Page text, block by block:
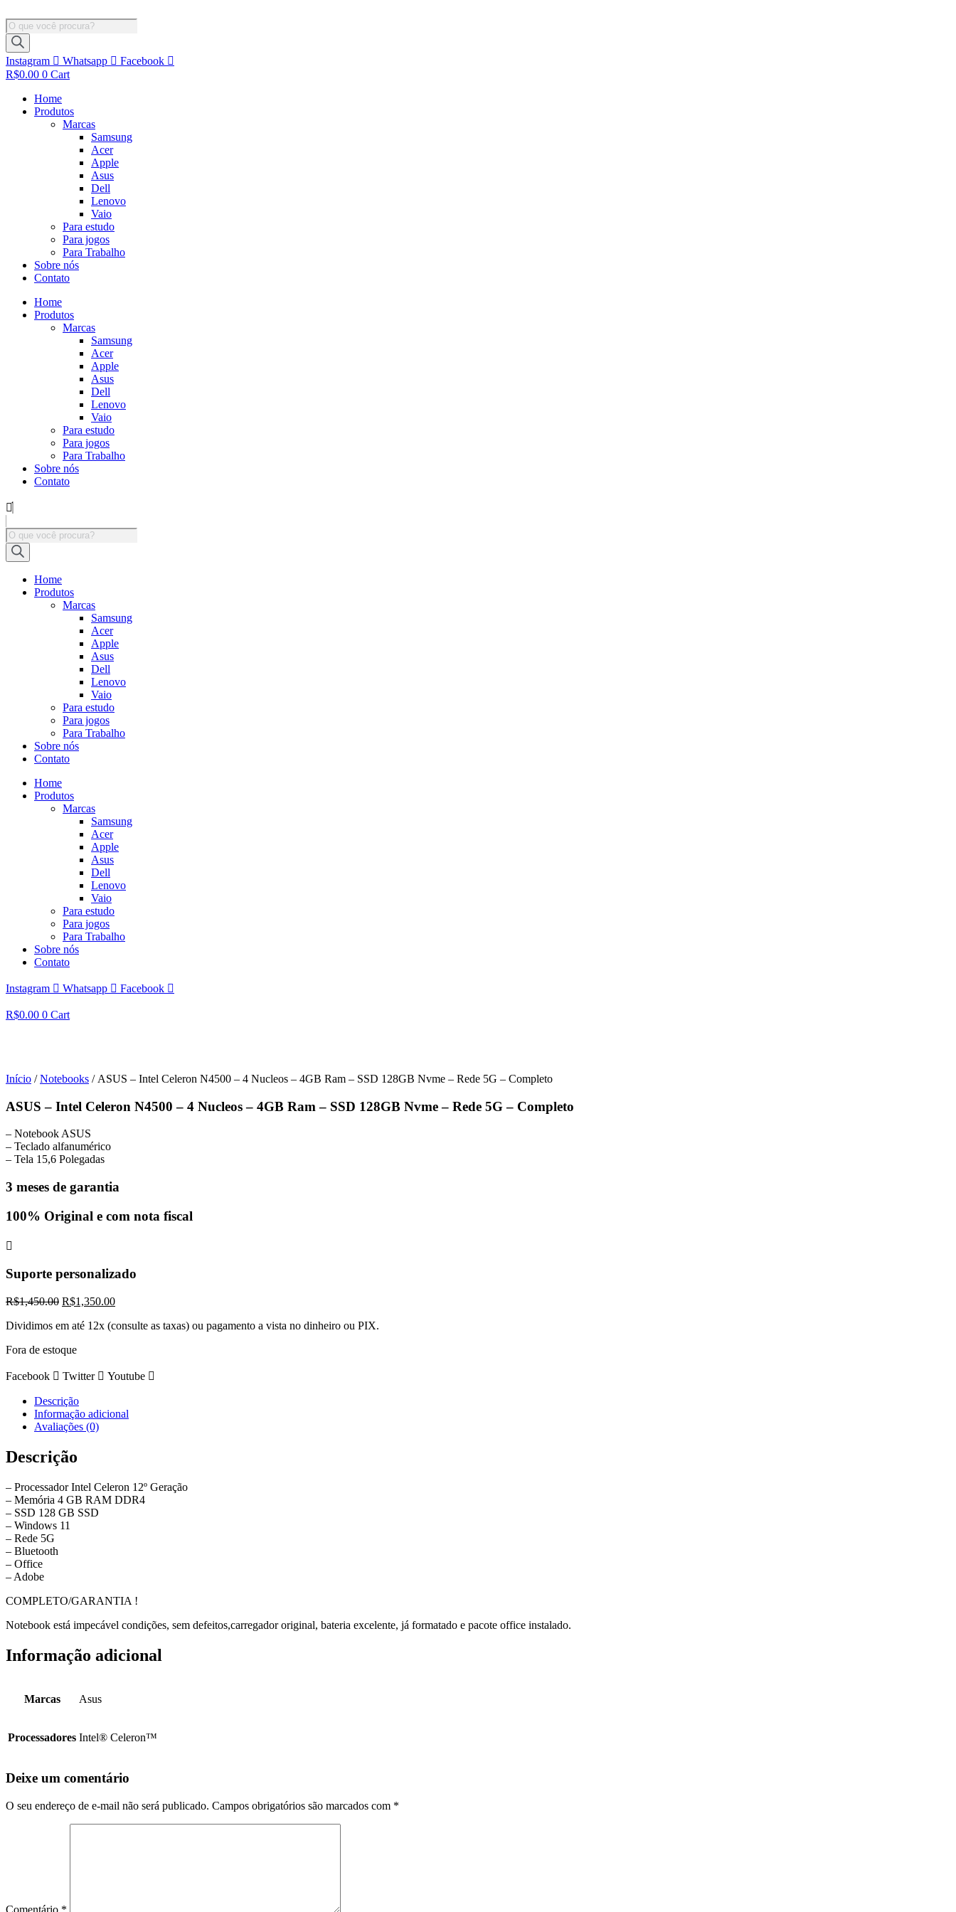
para
o
conteúdo
Pesquisar
produtos
Instagram
Whatsapp
Facebook
R$0.00 0 Cart
Home
Produtos
Marcas
Samsung
Acer
Apple
Asus
Dell
Lenovo
Vaio
Para estudo
Para jogos
Para Trabalho
Sobre nós
Contato
Home
Produtos
Marcas
Samsung
Acer
Apple
Asus
Dell
Lenovo
Vaio
Para estudo
Para jogos
Para Trabalho
Sobre nós
Contato
Pesquisar
produtos
Home
Produtos
Marcas
Samsung
Acer
Apple
Asus
Dell
Lenovo
Vaio
Para estudo
Para jogos
Para Trabalho
Sobre nós
Contato
Home
Produtos
Marcas
Samsung
Acer
Apple
Asus
Dell
Lenovo
Vaio
Para estudo
Para jogos
Para Trabalho
Sobre nós
Contato
Instagram Whatsapp Facebook
R$0.00 0 Cart
Início /Notebooks / ASUS – Intel Celeron N4500 – 4 Nucleos – 4GB Ram – SSD 128GB Nvme – Rede 5G – Completo
ASUS – Intel Celeron N4500 – 4 Nucleos – 4GB Ram – SSD 128GB Nvme – Rede 5G – Completo
– Notebook ASUS
– Teclado alfanumérico
– Tela 15,6 Polegadas
3 meses de garantia
100% Original e com nota fiscal
Suporte personalizado
R$1,450.00 O
original
R$1,450.00.
R$1,350.00O
atual
Dividimos em até 12x (consulte as taxas) ou pagamento a vista no dinheiro ou PIX.
Fora de estoque
Facebook Twitter Youtube
Descrição
Informação adicional
Avaliações (0)
Descrição
– Processador Intel Celeron 12º Geração
– Memória 4 GB RAM DDR4
– SSD 128 GB SSD
– Windows 11
– Rede 5G
– Bluetooth
– Office
– Adobe
COMPLETO/GARANTIA !
Notebook está impecável condições, sem defeitos,carregador original, bateria excelente, já formatado e pacote office instalado.
Informação adicional
Marcas Asus
Processadores Intel® Celeron™
Deixe um comentário
O seu endereço de e-mail não será publicado. Campos obrigatórios são marcados com *
Comentário *